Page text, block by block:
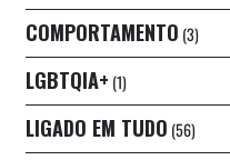
COMPORTAMENTO (3)
LGBTQIA+ (1)
LIGADO EM TUDO (56)